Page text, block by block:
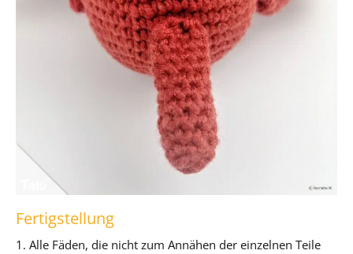
Fertigstellung
1. Alle Fäden, die nicht zum Annähen der einzelnen Teile